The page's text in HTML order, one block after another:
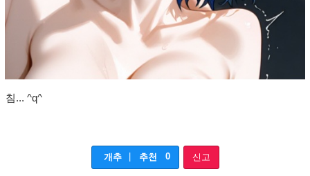
침... ^q^
개추 | 추천 0 신고